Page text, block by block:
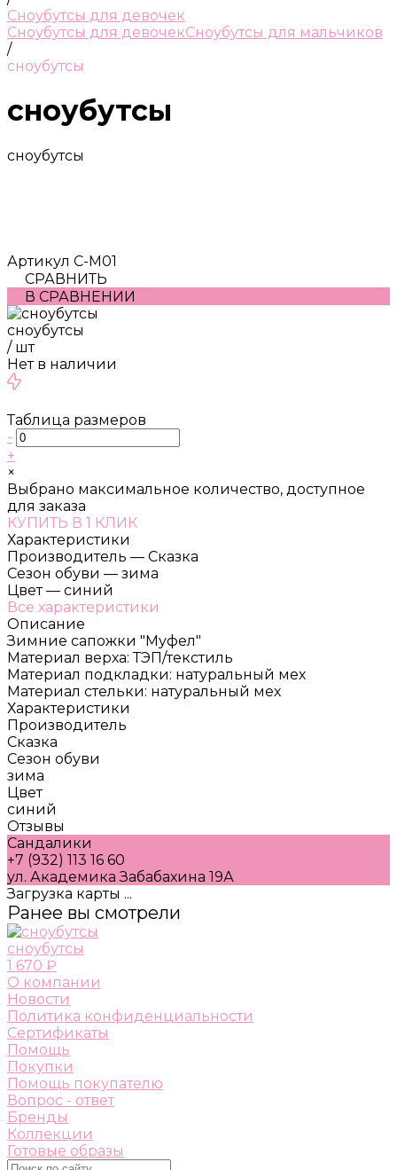
Сноубутсы для девочек
Сноубутсы для девочекСноубутсы для мальчиков
/
сноубутсы
сноубутсы
сноубутсы
Артикул С-М01
СРАВНИТЬ
В СРАВНЕНИИ
сноубутсы
/ шт
Нет в наличии
Таблица размеров
-
+
×
Выбрано максимальное количество, доступное
для заказа
КУПИТЬ В 1 КЛИК
Характеристики
Производитель — Сказка
Сезон обуви — зима
Цвет — синий
Все характеристики
Описание
Зимние сапожки "Муфел"
Материал верха: ТЭП/текстиль
Материал подкладки: натуральный мех
Материал стельки: натуральный мех
Характеристики
Производитель
Сказка
Сезон обуви
зима
Цвет
синий
Отзывы
Сандалики
+7 (932) 113 16 60
ул. Академика Забабахина 19А
Загрузка карты ...
Ранее вы смотрели
сноубутсы
1 670 ₽
О компании
Новости
Политика конфиденциальности
Сертификаты
Помощь
Покупки
Помощь покупателю
Вопрос - ответ
Бренды
Коллекции
Готовые образы